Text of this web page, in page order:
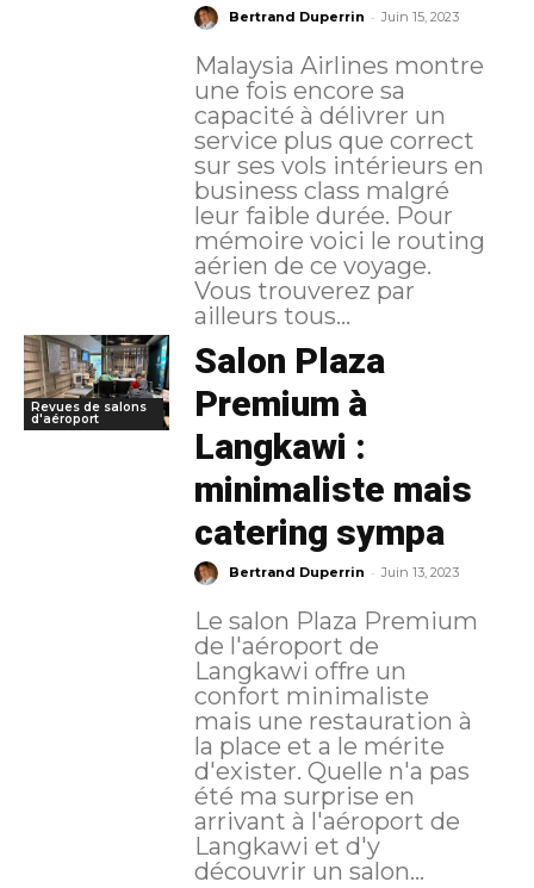
Bertrand Duperrin - Juin 15, 2023
Malaysia Airlines montre
une fois encore sa
capacité à délivrer un
service plus que correct
sur ses vols intérieurs en
business class malgré
leur faible durée. Pour
mémoire voici le routing
aérien de ce voyage.
Vous trouverez par
ailleurs tous...
Revues de salons
d'aéroport
Salon Plaza
Premium à
Langkawi :
minimaliste mais
catering sympa
Bertrand Duperrin - Juin 13, 2023
Le salon Plaza Premium
de l'aéroport de
Langkawi offre un
confort minimaliste
mais une restauration à
la place et a le mérite
d'exister. Quelle n'a pas
été ma surprise en
arrivant à l'aéroport de
Langkawi et d'y
découvrir un salon...